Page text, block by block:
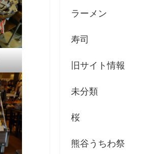
ラーメン
寿司
旧サイト情報
未分類
桜
熊谷うちわ祭